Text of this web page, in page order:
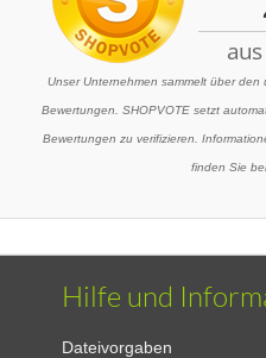
Unser Unternehmen sammelt über
Bewertungen. SHOPVOTE setzt
Bewertungen zu verifizieren.
finden Sie
Hilfe und
Dateivorgaben